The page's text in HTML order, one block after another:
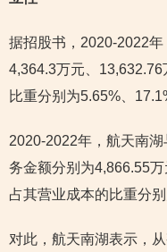
据招股书，2020-2022
4,364.3万元、
比重分别为5.65%、
2020-2022年，航天南
务金额分别为4,866.55
占其营业成本的比重分
对此，航天南湖表示，